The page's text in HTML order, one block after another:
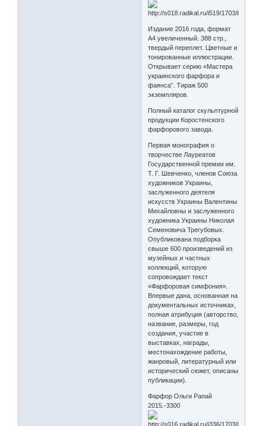
Издание 2016 года, формат
А4 увеличенный. 388 стр.,
твердый переплет. Цветные и
тонированные иллюстрации.
Открывает серию «Мастера
украинского фарфора и
фаянса”. Тираж 500
экземпляров.
Полный каталог скульптурной
продукции Коростенского
фарфорового завода.
Первая монография о
творчестве Лауреатов
Государственной премии им.
Т. Г. Шевченко, членов Союза
художников Украины,
заслуженного деятеля
искусств Украины Валентины
Михайловны и заслуженного
художника Украины Николая
Семеновича Трегубовых.
Опубликована подборка
свыше 600 произведений из
музейных и частных
коллекций, которую
сопровождает текст
«Фарфоровая симфония».
Впервые дана, основанная на
документальных источниках,
полная атрибуция (авторство,
название, размеры, год
создания, участие в
выставках, награды,
местонахождение работы,
жанровый, литературный или
исторический сюжет, описаны
публикации).
Фарфор Ольги Рапай
2015.-3300